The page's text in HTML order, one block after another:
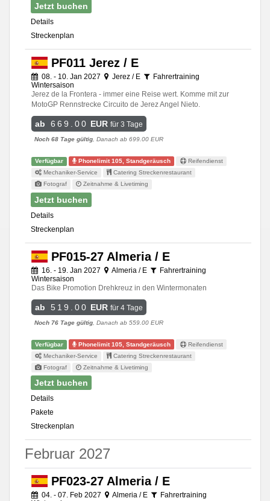
Jetzt buchen
Details
Streckenplan
PF011 Jerez / E
08. - 10. Jan 2027 Jerez / E
Fahrertraining
Wintersaison
Jerez de la Frontera - immer eine Reise wert. Komme mit zur
MotoGP Rennstrecke Circuito de Jerez Angel Nieto.
ab 669.00 EUR für 3 Tage
Noch 68 Tage gültig, Danach ab 699.00 EUR
Verfügbar Phonelimit 105, Standgeräusch
Reifendienst
Mechaniker-Service
Catering Streckenrestaurant
Fotograf
Zeitnahme & Livetiming
Jetzt buchen
Details
Streckenplan
PF015-27 Almeria / E
16. - 19. Jan 2027 Almeria / E
Fahrertraining
Wintersaison
Das Bike Promotion Drehkreuz in den Wintermonaten
ab 519.00 EUR für 4 Tage
Noch 76 Tage gültig , Danach ab 559.00 EUR
Verfügbar Phonelimit 105, Standgeräusch
Reifendienst
Mechaniker-Service
Catering Streckenrestaurant
Fotograf
Zeitnahme & Livetiming
Jetzt buchen
Details
Pakete
Streckenplan
Februar 2027
PF023-27 Almeria / E
04. - 07. Feb 2027 Almeria / E
Fahrertraining